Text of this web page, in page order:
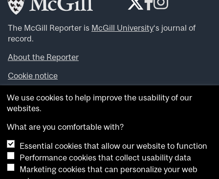
The McGill Reporter is McGill University‘s journal of
record.
About the Reporter
Cookie notice
Looking for more news, videos and expert opinions? Try
theMcGill Newsroom .
archives.
Want to contribute an item to what’snew@mcgill?
Submit your item through our online form
Have an idea for a Reporter article? Email us at
We use cookies to help improve the usability of our
websites.
What are you comfortable with?
Essential cookies that allow our website to function
Performance cookies that collect usability data
Marketing cookies that can personalize your web